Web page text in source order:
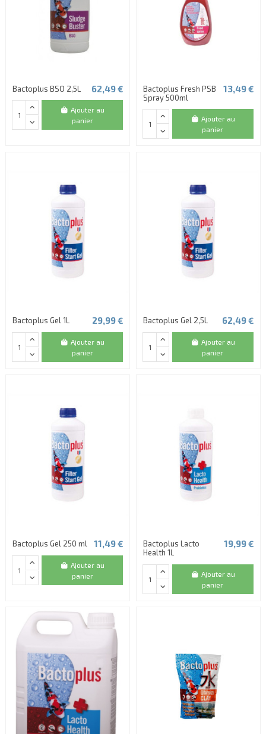
Bactoplus BSO 2,5L 62,49 €
Ajouter au
panier
Bactoplus Fresh PSB
Spray 500ml
13,49 €
Ajouter au
panier
Bactoplus Gel 1L 29,99 €
Ajouter au
panier
Bactoplus Gel 2,5L 62,49 €
Ajouter au
panier
Bactoplus Gel 250 ml 11,49 €
Ajouter au
panier
Bactoplus Lacto
Health 1L
19,99 €
Ajouter au
panier